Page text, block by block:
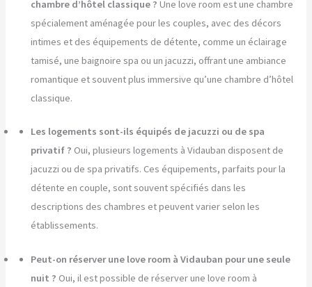
chambre d’hôtel classique ? Une love room est une chambre
spécialement aménagée pour les couples, avec des décors
intimes et des équipements de détente, comme un éclairage
tamisé, une baignoire spa ou un jacuzzi, offrant une ambiance
romantique et souvent plus immersive qu’une chambre d’hôtel
classique.
Les logements sont-ils équipés de jacuzzi ou de spa
privatif ? Oui, plusieurs logements à Vidauban disposent de
jacuzzi ou de spa privatifs. Ces équipements, parfaits pour la
détente en couple, sont souvent spécifiés dans les
descriptions des chambres et peuvent varier selon les
établissements.
Peut-on réserver une love room à Vidauban pour une seule
nuit ? Oui, il est possible de réserver une love room à